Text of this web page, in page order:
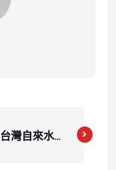
台灣自來水停